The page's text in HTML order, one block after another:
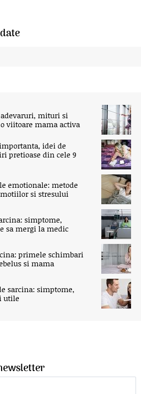
mituri si
viitoare mama activa
idei de
pretioase din cele 9
emotionale: metode
si stresului
simptome,
sa mergi la medic
primele schimbari
si mama
sarcina: simptome,
utile